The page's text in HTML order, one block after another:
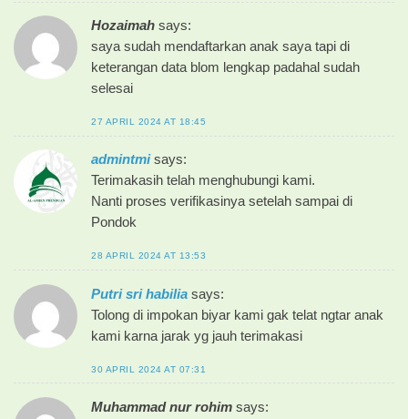
Hozaimah says:
saya sudah mendaftarkan anak saya tapi di
keterangan data blom lengkap padahal sudah
selesai
27 APRIL 2024 AT 18:45
admintmi says:
Terimakasih telah menghubungi kami.
Nanti proses verifikasinya setelah sampai di
Pondok
28 APRIL 2024 AT 13:53
Putri sri habilia says:
Tolong di impokan biyar kami gak telat ngtar anak
kami karna jarak yg jauh terimakasi
30 APRIL 2024 AT 07:31
Muhammad nur rohim says: